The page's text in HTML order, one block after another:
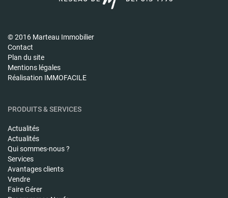
© 2016 Marteau Immobilier
Contact
Plan du site
Mentions légales
Réalisation IMMOFACILE
PRODUITS & SERVICES
Actualités
Actualités
Qui sommes-nous ?
Services
Avantages clients
Vendre
Faire Gérer